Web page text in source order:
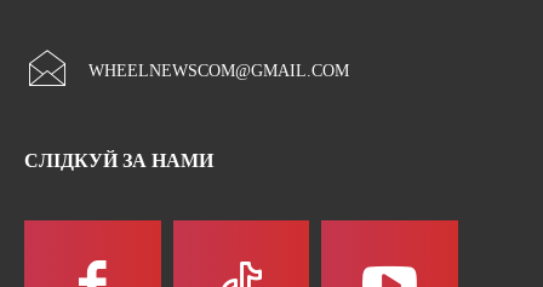
WHEELNEWSCOM@GMAIL.COM
СЛІДКУЙ ЗА НАМИ